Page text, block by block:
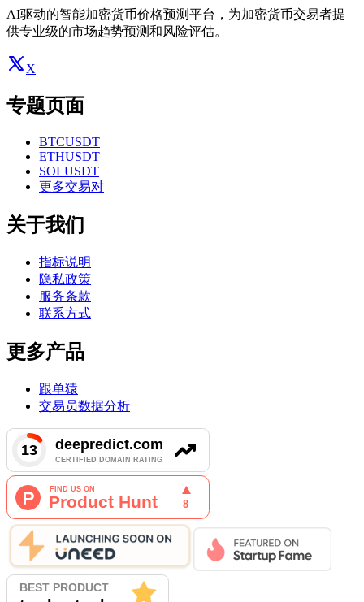
AI驱动的智能加密货币价格预测平台，为加密货币交易者提
供专业级的市场趋势预测和风险评估。
X
专题页面
BTCUSDT
ETHUSDT
SOLUSDT
更多交易对
关于我们
指标说明
隐私政策
服务条款
联系方式
更多产品
跟单猿
交易员数据分析